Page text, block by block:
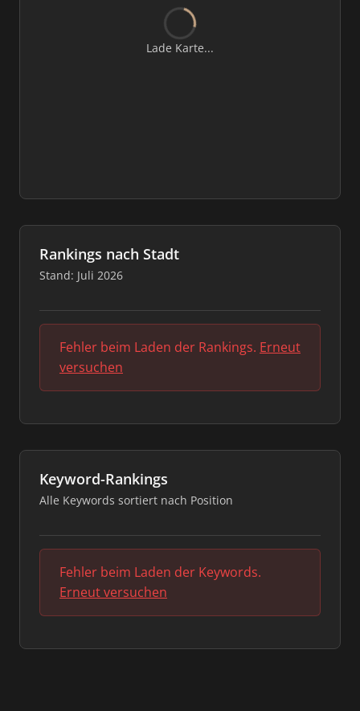
Lade Karte...
Rankings nach Stadt
Stand: Juli 2026
Fehler beim Laden der Rankings. Erneut
versuchen
Keyword-Rankings
Alle Keywords sortiert nach Position
Fehler beim Laden der Keywords.
Erneut versuchen